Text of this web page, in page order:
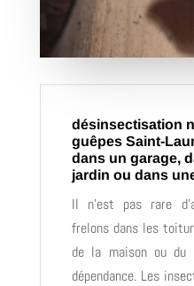
désinsectisation
guêpes Saint-
dans un garage,
jardin ou dans
Il n’est pas rare
frelons dans les
de la maison ou du
dépendance. Les